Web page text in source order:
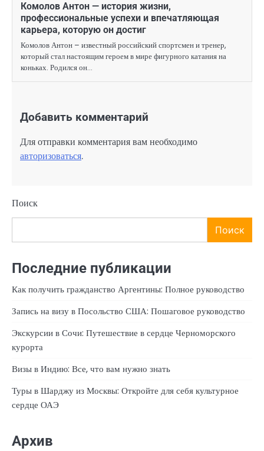
Комолов Антон — история жизни,
профессиональные успехи и впечатляющая
карьера, которую он достиг
Комолов Антон – известный российский спортсмен и тренер,
который стал настоящим героем в мире фигурного катания на
коньках. Родился он…
Добавить комментарий
Для отправки комментария вам необходимо
авторизоваться.
Поиск
Поиск
Последние публикации
Как получить гражданство Аргентины: Полное руководство
Запись на визу в Посольство США: Пошаговое руководство
Экскурсии в Сочи: Путешествие в сердце Черноморского
курорта
Визы в Индию: Все, что вам нужно знать
Туры в Шарджу из Москвы: Откройте для себя культурное
сердце ОАЭ
Архив